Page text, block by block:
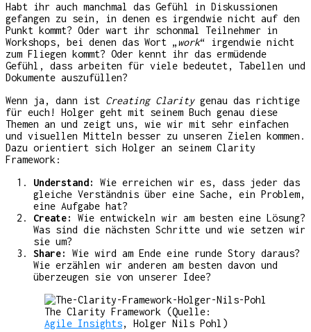
Habt ihr auch manchmal das Gefühl in Diskussionen
gefangen zu sein, in denen es irgendwie nicht auf den
Punkt kommt? Oder wart ihr schonmal Teilnehmer in
Workshops, bei denen das Wort „work“ irgendwie nicht
zum Fliegen kommt? Oder kennt ihr das ermüdende
Gefühl, dass arbeiten für viele bedeutet, Tabellen und
Dokumente auszufüllen?
Wenn ja, dann ist Creating Claritygenau das richtige
für euch! Holger geht mit seinem Buch genau diese
Themen an und zeigt uns, wie wir mit sehr einfachen
und visuellen Mitteln besser zu unseren Zielen kommen.
Dazu orientiert sich Holger an seinem Clarity
Framework:
Understand:
Wie erreichen wir es, dass jeder das
gleiche Verständnis über eine Sache, ein Problem,
eine Aufgabe hat?
Create:
Wie entwickeln wir am besten eine Lösung?
Was sind die nächsten Schritte und wie setzen wir
sie um?
Share:
Wie wird am Ende eine runde Story daraus?
Wie erzählen wir anderen am besten davon und
überzeugen sie von unserer Idee?
The Clarity Framework (Quelle:
Agile Insights, Holger Nils Pohl)